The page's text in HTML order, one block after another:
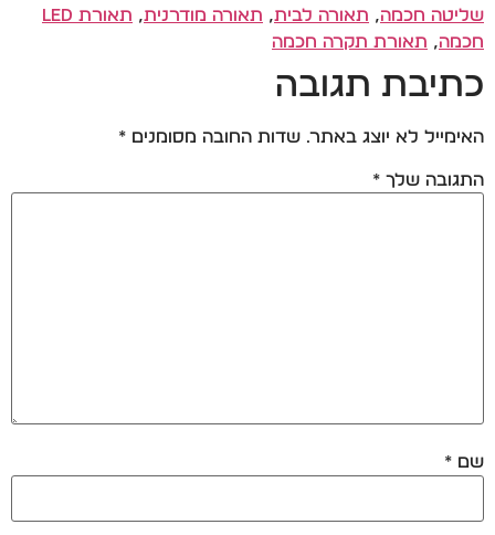
שליטה חכמה, תאורה לבית, תאורה מודרנית,
תאורת LED
חכמה, תאורת תקרה חכמה
כתיבת תגובה
האימייל לא יוצג באתר. שדות החובה מסומנים *
התגובה שלך *
שם *